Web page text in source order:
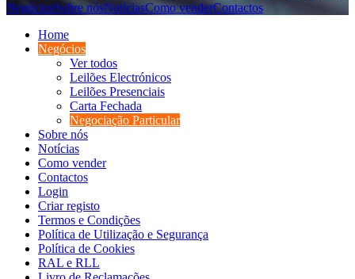
NegóciosSobre nósNotíciasComo venderContactos
Home
Negócios
Ver todos
Leilões Electrónicos
Leilões Presenciais
Carta Fechada
Negociação Particular
Sobre nós
Notícias
Como vender
Contactos
Login
Criar registo
Termos e Condições
Política de Utilização e Segurança
Política de Cookies
RAL e RLL